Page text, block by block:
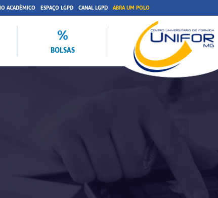
ACADÊMICO ESPAÇO LGPD CANAL LGPD ABRA UM POLO
BOLSAS